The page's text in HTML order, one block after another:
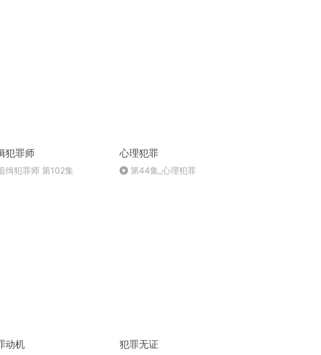
犯罪师
缉犯罪师 第102集
心理犯罪
第44集_心理犯罪
动机 犯罪无证